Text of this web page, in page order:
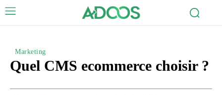
Marketing
Quel CMS ecommerce choisir ?